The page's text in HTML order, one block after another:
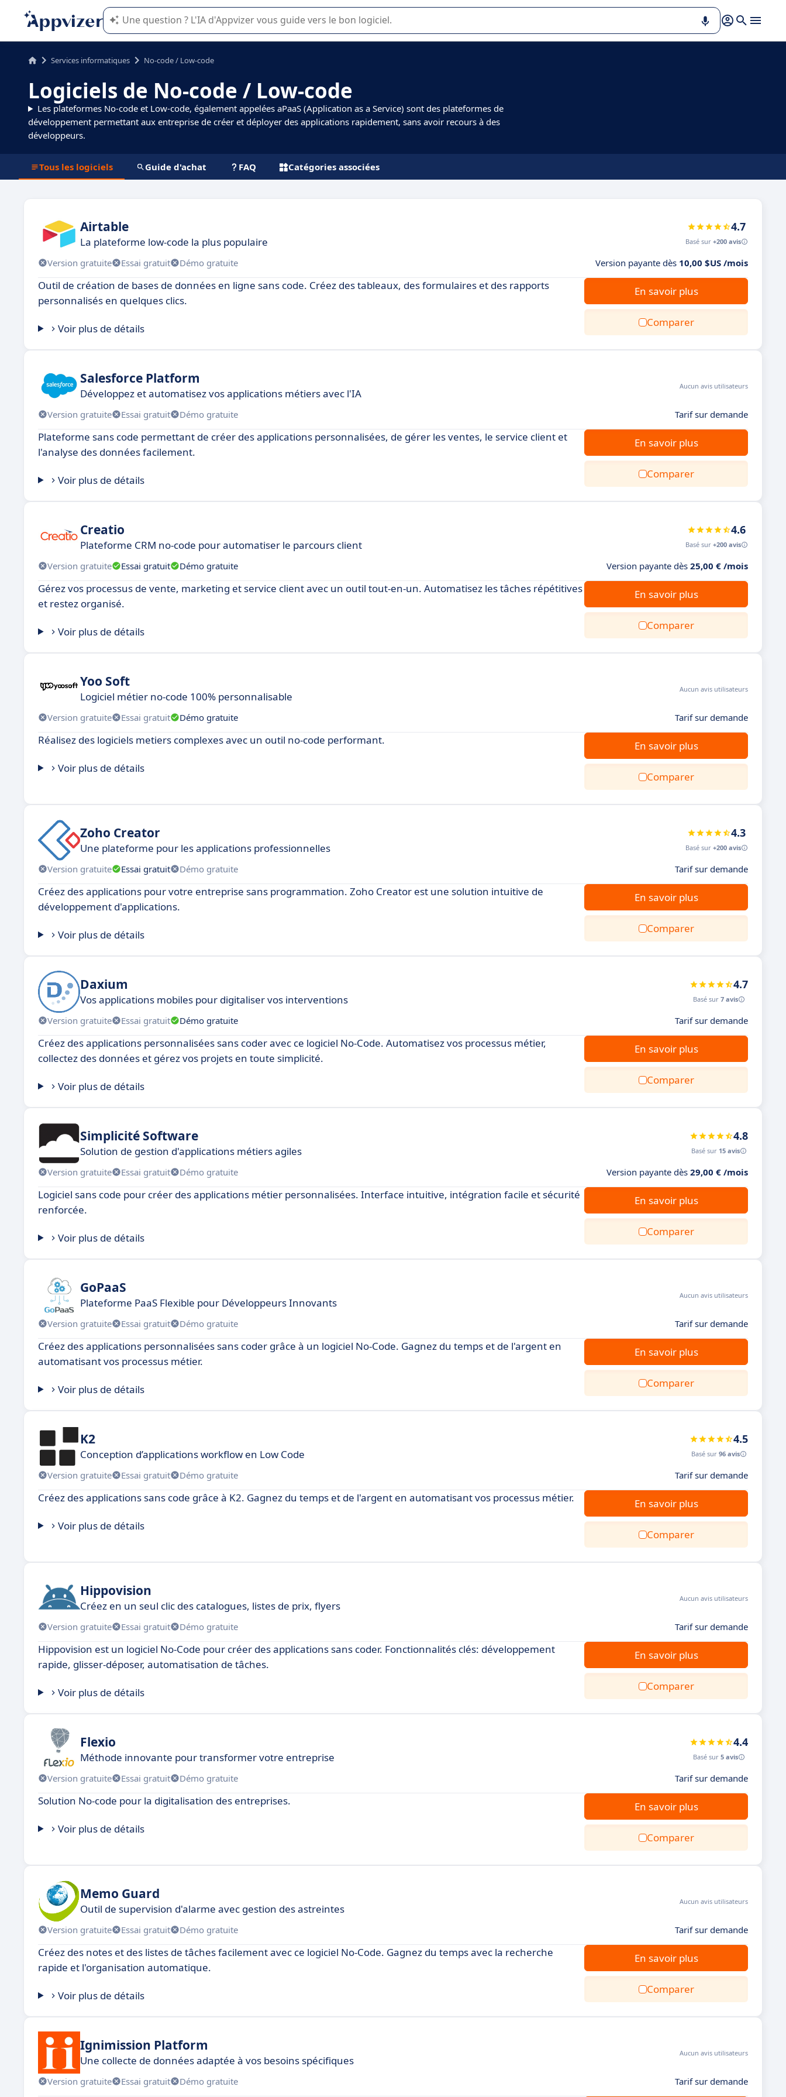
L'IA de Appvizer vous guide dans l'utilisation ou la sélection de logiciel SaaS en entreprise.
Services informatiques No-code / Low-code
Logiciels de No-code / Low-code
Les plateformes No-code et Low-code, également appelées aPaaS (Application as a Service) sont des plateformes de
développement permettant aux entreprise de créer et déployer des applications rapidement, sans avoir recours à des
développeurs.
Tous les logiciels Guide d'achat FAQ Catégories associées
Airtable
La plateforme low-code la plus populaire
4.7
Basé sur +200 avis
Version gratuite Essai gratuit Démo gratuite Version payante dès 10,00 $US /mois
Outil de création de bases de données en ligne sans code. Créez des tableaux, des formulaires et des rapports
personnalisés en quelques clics.
Voir plus de détails
En savoir plus
Comparer
Salesforce Platform
Développez et automatisez vos applications métiers avec l'IA
Aucun avis utilisateurs
Version gratuite Essai gratuit Démo gratuite Tarif sur demande
Plateforme sans code permettant de créer des applications personnalisées, de gérer les ventes, le service client et
l'analyse des données facilement.
Voir plus de détails
En savoir plus
Comparer
Creatio
Plateforme CRM no-code pour automatiser le parcours client
4.6
Basé sur +200 avis
Version gratuite Essai gratuit Démo gratuite Version payante dès 25,00 € /mois
Gérez vos processus de vente, marketing et service client avec un outil tout-en-un. Automatisez les tâches répétitives
et restez organisé.
Voir plus de détails
En savoir plus
Comparer
Yoo Soft
Logiciel métier no-code 100% personnalisable
Aucun avis utilisateurs
Version gratuite Essai gratuit Démo gratuite Tarif sur demande
Réalisez des logiciels metiers complexes avec un outil no-code performant.
Voir plus de détails
En savoir plus
Comparer
Zoho Creator
Une plateforme pour les applications professionnelles
4.3
Basé sur +200 avis
Version gratuite Essai gratuit Démo gratuite Tarif sur demande
Créez des applications pour votre entreprise sans programmation. Zoho Creator est une solution intuitive de
développement d'applications.
Voir plus de détails
En savoir plus
Comparer
Daxium
Vos applications mobiles pour digitaliser vos interventions
4.7
Basé sur 7 avis
Version gratuite Essai gratuit Démo gratuite Tarif sur demande
Créez des applications personnalisées sans coder avec ce logiciel No-Code. Automatisez vos processus métier,
collectez des données et gérez vos projets en toute simplicité.
Voir plus de détails
En savoir plus
Comparer
Simplicité Software
Solution de gestion d'applications métiers agiles
4.8
Basé sur 15 avis
Version gratuite Essai gratuit Démo gratuite Version payante dès 29,00 € /mois
Logiciel sans code pour créer des applications métier personnalisées. Interface intuitive, intégration facile et sécurité
renforcée.
Voir plus de détails
En savoir plus
Comparer
GoPaaS
Plateforme PaaS Flexible pour Développeurs Innovants
Aucun avis utilisateurs
Version gratuite Essai gratuit Démo gratuite Tarif sur demande
Créez des applications personnalisées sans coder grâce à un logiciel No-Code. Gagnez du temps et de l'argent en
automatisant vos processus métier.
Voir plus de détails
En savoir plus
Comparer
K2
Conception d’applications workflow en Low Code
4.5
Basé sur 96 avis
Version gratuite Essai gratuit Démo gratuite Tarif sur demande
Créez des applications sans code grâce à K2. Gagnez du temps et de l'argent en automatisant vos processus métier.
Voir plus de détails
En savoir plus
Comparer
Hippovision
Créez en un seul clic des catalogues, listes de prix, flyers
Aucun avis utilisateurs
Version gratuite Essai gratuit Démo gratuite Tarif sur demande
Hippovision est un logiciel No-Code pour créer des applications sans coder. Fonctionnalités clés: développement
rapide, glisser-déposer, automatisation de tâches.
Voir plus de détails
En savoir plus
Comparer
Flexio
Méthode innovante pour transformer votre entreprise
4.4
Basé sur 5 avis
Version gratuite Essai gratuit Démo gratuite Tarif sur demande
Solution No-code pour la digitalisation des entreprises.
Voir plus de détails
En savoir plus
Comparer
Memo Guard
Outil de supervision d'alarme avec gestion des astreintes
Aucun avis utilisateurs
Version gratuite Essai gratuit Démo gratuite Tarif sur demande
Créez des notes et des listes de tâches facilement avec ce logiciel No-Code. Gagnez du temps avec la recherche
rapide et l'organisation automatique.
Voir plus de détails
En savoir plus
Comparer
Ignimission Platform
Une collecte de données adaptée à vos besoins spécifiques
Aucun avis utilisateurs
Version gratuite Essai gratuit Démo gratuite Tarif sur demande